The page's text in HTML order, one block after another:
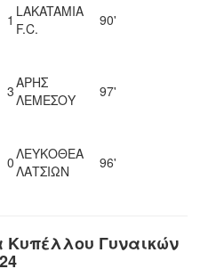
1 LAKATAMIA
F.C.
90'
3ΑΡΗΣ
ΛΕΜΕΣΟΥ
97'
0ΛΕΥΚΟΘΕΑ
ΛΑΤΣΙΩΝ
96'
Γυναικών